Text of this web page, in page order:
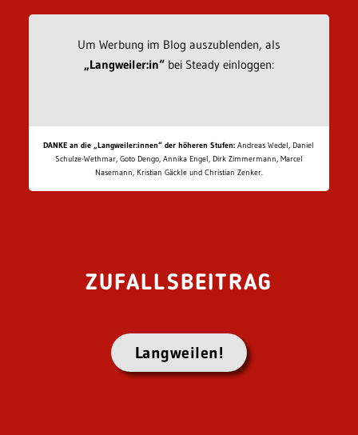
Um Werbung im Blog auszublenden, als
„Langweiler:in“bei Steady einloggen:
DANKE an die „Langweiler:innen“ der höheren Stufen: Andreas Wedel, Daniel
Schulze-Wethmar, Goto Dengo, Annika Engel, Dirk Zimmermann, Marcel
Nasemann, Kristian Gäckle und Christian Zenker.
ZUFALLSBEITRAG
Langweilen!